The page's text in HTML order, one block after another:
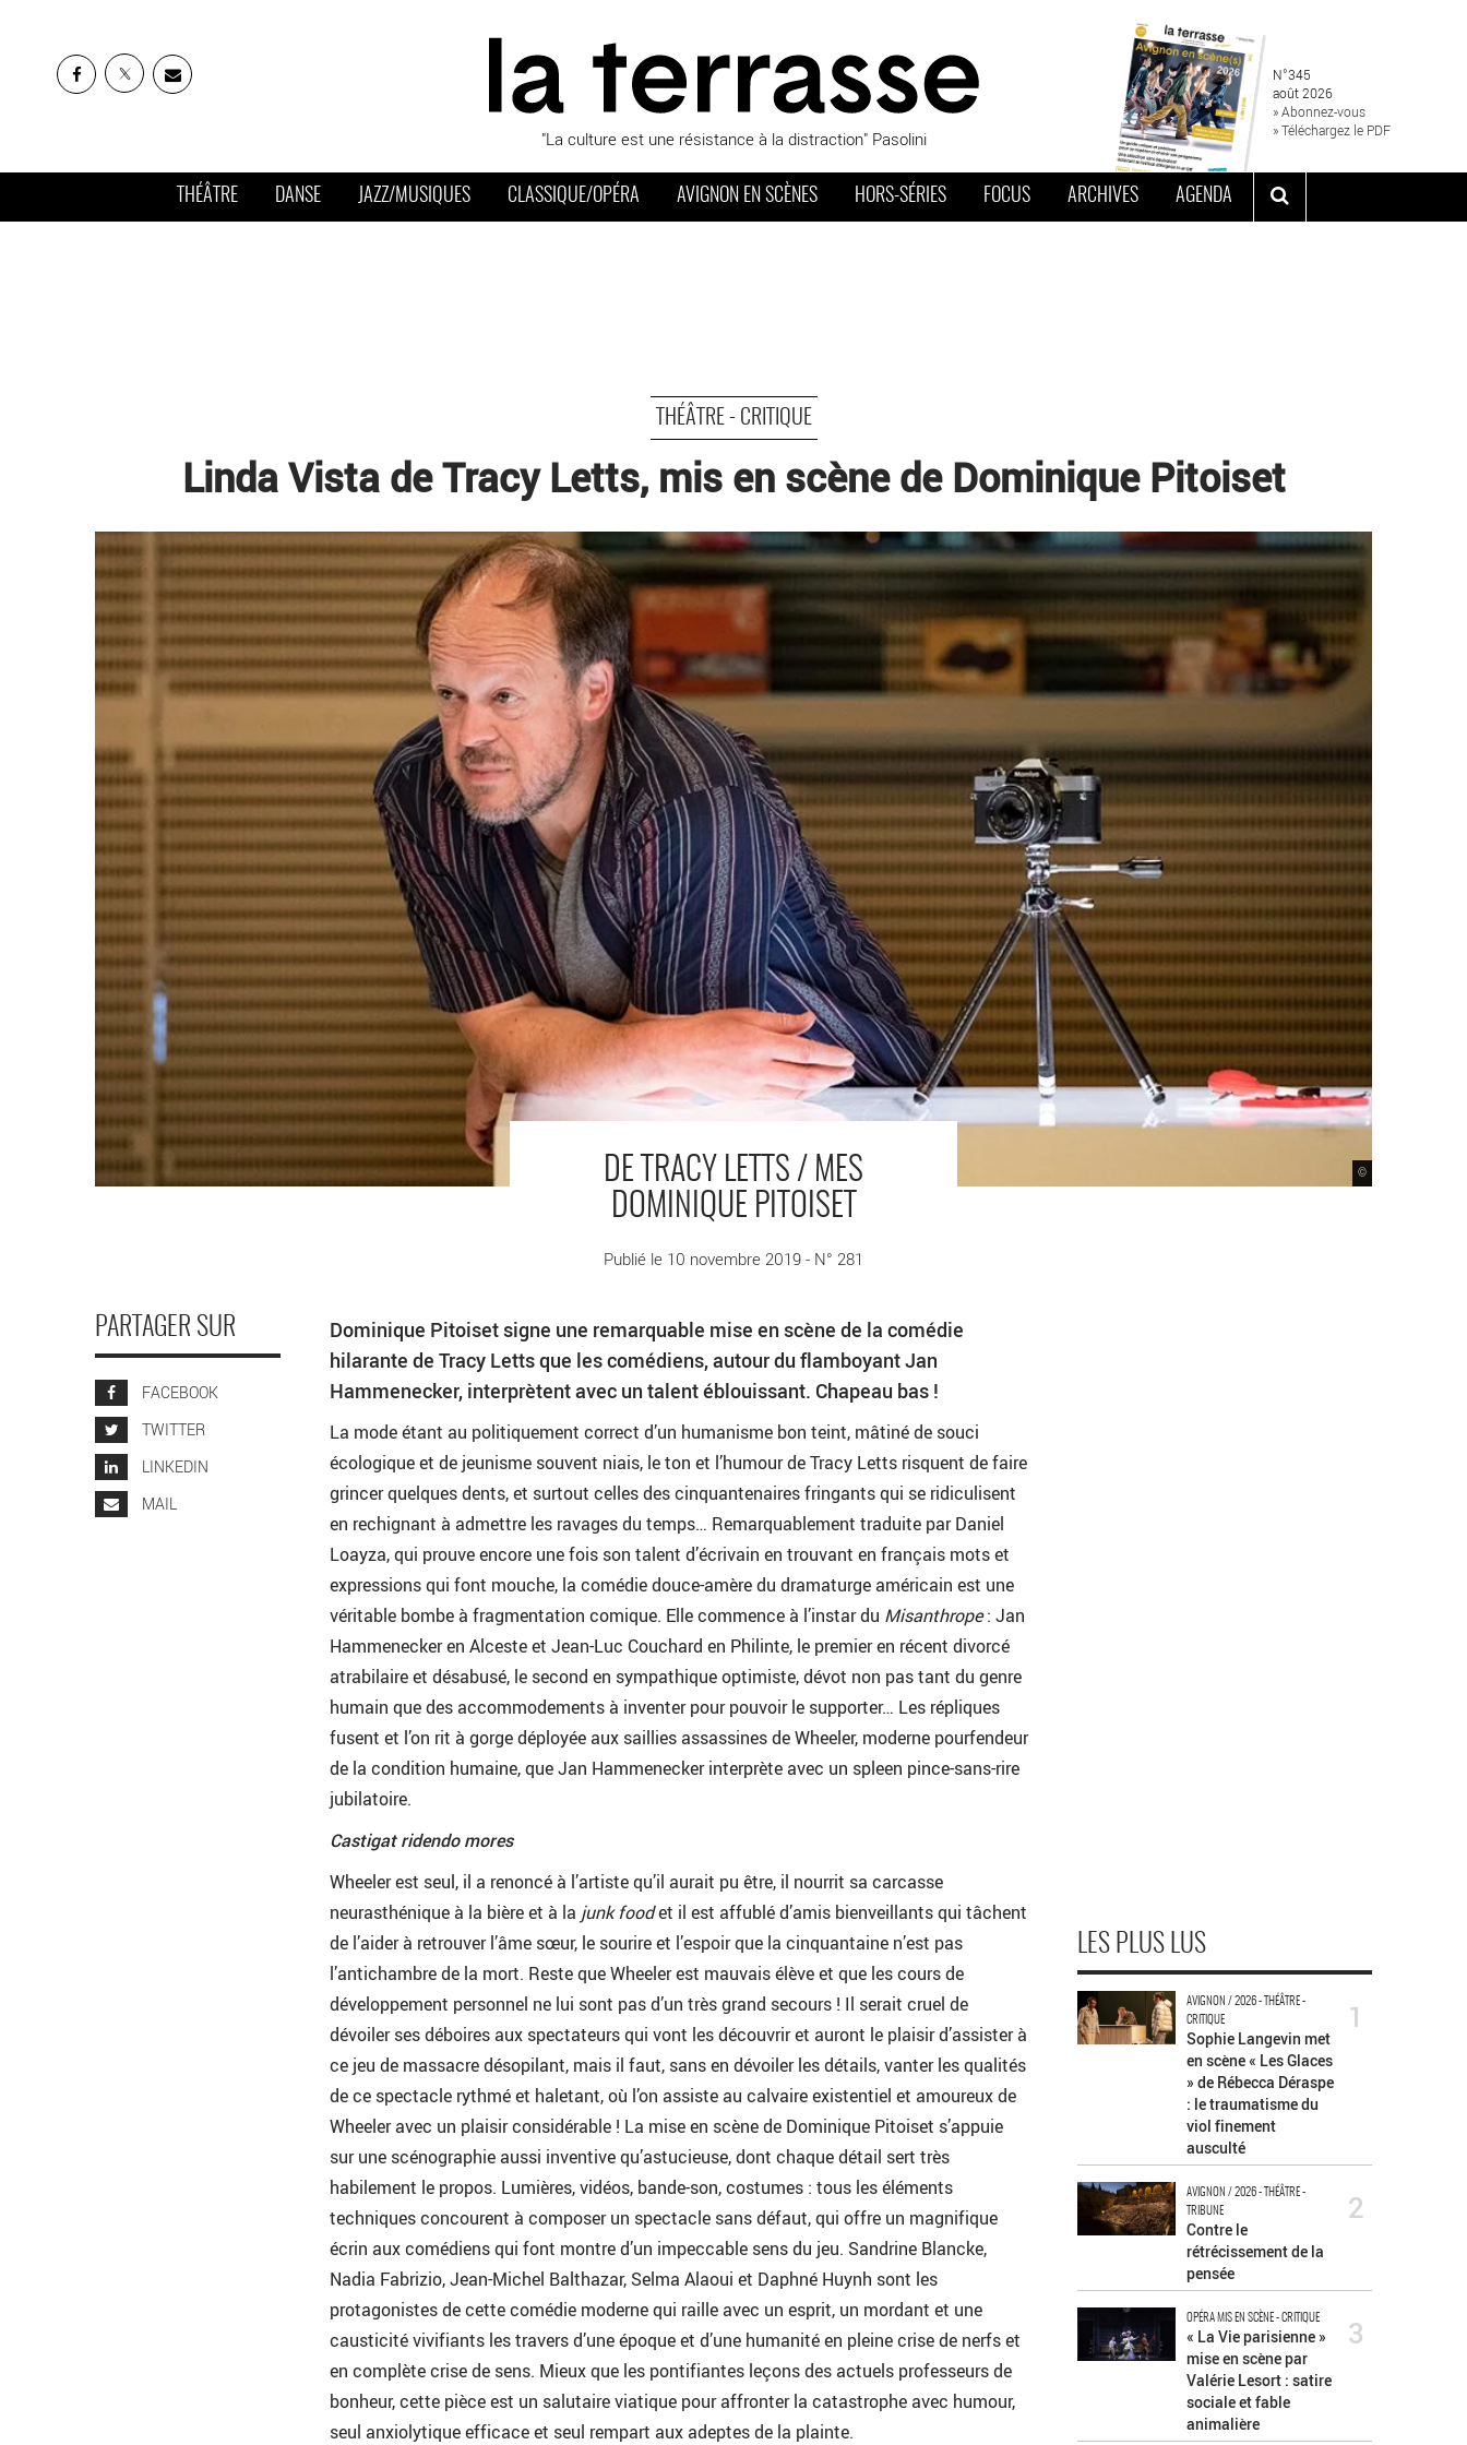
"La culture est une résistance à la distraction" Pasolini
N°345
août 2026
» Abonnez-vous
» Téléchargez le PDF
THÉÂTRE DANSE JAZZ/MUSIQUES CLASSIQUE/OPÉRA AVIGNON EN SCÈNES HORS-SÉRIES FOCUS ARCHIVES AGENDA
THÉÂTRE - CRITIQUE
Linda Vista de Tracy Letts, mis en scène de Dominique Pitoiset
©
DE TRACY LETTS / MES
DOMINIQUE PITOISET
Publié le 10 novembre 2019 - N° 281
PARTAGER SUR
FACEBOOK
TWITTER
LINKEDIN
MAIL
Dominique Pitoiset signe une remarquable mise en scène de la comédie
hilarante de Tracy Letts que les comédiens, autour du flamboyant Jan
Hammenecker, interprètent avec un talent éblouissant. Chapeau bas !
La mode étant au politiquement correct d’un humanisme bon teint, mâtiné de souci
écologique et de jeunisme souvent niais, le ton et l’humour de Tracy Letts risquent de faire
grincer quelques dents, et surtout celles des cinquantenaires fringants qui se ridiculisent
en rechignant à admettre les ravages du temps… Remarquablement traduite par Daniel
Loayza, qui prouve encore une fois son talent d’écrivain en trouvant en français mots et
expressions qui font mouche, la comédie douce-amère du dramaturge américain est une
véritable bombe à fragmentation comique. Elle commence à l’instar du Misanthrope: Jan
Hammenecker en Alceste et Jean-Luc Couchard en Philinte, le premier en récent divorcé
atrabilaire et désabusé, le second en sympathique optimiste, dévot non pas tant du genre
humain que des accommodements à inventer pour pouvoir le supporter… Les répliques
fusent et l’on rit à gorge déployée aux saillies assassines de Wheeler, moderne pourfendeur
de la condition humaine, que Jan Hammenecker interprète avec un spleen pince-sans-rire
jubilatoire.
Castigat ridendo mores
Wheeler est seul, il a renoncé à l’artiste qu’il aurait pu être, il nourrit sa carcasse
neurasthénique à la bière et à la junk foodet il est affublé d’amis bienveillants qui tâchent
de l’aider à retrouver l’âme sœur, le sourire et l’espoir que la cinquantaine n’est pas
l’antichambre de la mort. Reste que Wheeler est mauvais élève et que les cours de
développement personnel ne lui sont pas d’un très grand secours ! Il serait cruel de
dévoiler ses déboires aux spectateurs qui vont les découvrir et auront le plaisir d’assister à
ce jeu de massacre désopilant, mais il faut, sans en dévoiler les détails, vanter les qualités
de ce spectacle rythmé et haletant, où l’on assiste au calvaire existentiel et amoureux de
Wheeler avec un plaisir considérable ! La mise en scène de Dominique Pitoiset s’appuie
sur une scénographie aussi inventive qu’astucieuse, dont chaque détail sert très
habilement le propos. Lumières, vidéos, bande-son, costumes : tous les éléments
techniques concourent à composer un spectacle sans défaut, qui offre un magnifique
écrin aux comédiens qui font montre d’un impeccable sens du jeu. Sandrine Blancke,
Nadia Fabrizio, Jean-Michel Balthazar, Selma Alaoui et Daphné Huynh sont les
protagonistes de cette comédie moderne qui raille avec un esprit, un mordant et une
causticité vivifiants les travers d’une époque et d’une humanité en pleine crise de nerfs et
en complète crise de sens. Mieux que les pontifiantes leçons des actuels professeurs de
bonheur, cette pièce est un salutaire viatique pour affronter la catastrophe avec humour,
seul anxiolytique efficace et seul rempart aux adeptes de la plainte.
LES PLUS LUS
AVIGNON / 2026 - THÉÂTRE -
CRITIQUE
Sophie Langevin met
en scène « Les Glaces
» de Rébecca Déraspe
: le traumatisme du
viol finement
ausculté
1
AVIGNON / 2026 - THÉÂTRE -
TRIBUNE
Contre le
rétrécissement de la
pensée
2
OPÉRA MIS EN SCÈNE - CRITIQUE
« La Vie parisienne »
mise en scène par
Valérie Lesort : satire
sociale et fable
animalière
3